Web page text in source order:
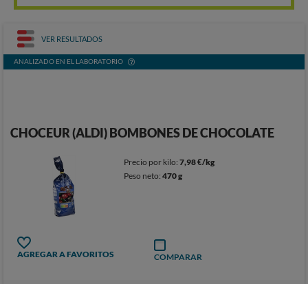
VER RESULTADOS
ANALIZADO EN EL LABORATORIO
CHOCEUR (ALDI) BOMBONES DE CHOCOLATE
Precio por kilo:7,98 €/kg
Peso neto:470 g
AGREGAR A FAVORITOS COMPARAR